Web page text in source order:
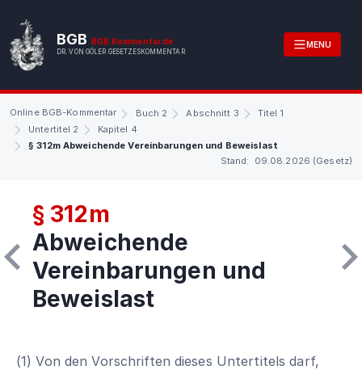
BGB BGB.Kommentar.de
DR. VON GÖLER GESETZESKOMMENTAR
MENU
Online BGB-Kommentar Buch 2 Abschnitt 3
Titel 1
Untertitel 2
Kapitel 4
§ 312m Abweichende Vereinbarungen und Beweislast
Stand: 09.08.2026 (Gesetz)
§ 312m
Abweichende
Vereinbarungen und
Beweislast
(1) Von den Vorschriften dieses Untertitels darf,